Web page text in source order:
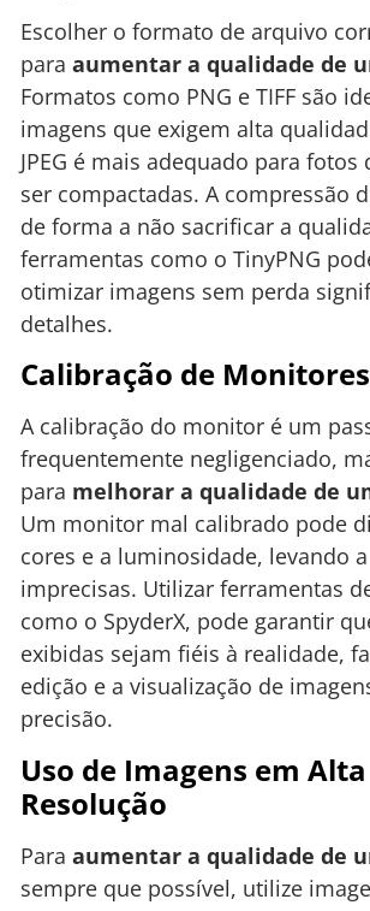
Escolher o formato de arquivo
para aumentar a qualidade de
Formatos como PNG e TIFF são
imagens que exigem alta
JPEG é mais adequado para fotos
ser compactadas. A compressão
de forma a não sacrificar a
ferramentas como o TinyPNG
otimizar imagens sem perda
detalhes.
Calibração de Monitores
A calibração do monitor é um
frequentemente negligenciado,
para melhorar a qualidade de
Um monitor mal calibrado pode
cores e a luminosidade, levando
imprecisas. Utilizar ferramentas
como o SpyderX, pode garantir
exibidas sejam fiéis à realidade,
edição e a visualização de
precisão.
Uso de Imagens em Alta
Resolução
Para aumentar a qualidade de
sempre que possível, utilize